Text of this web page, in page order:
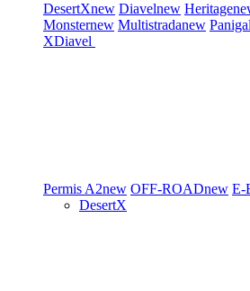
DesertXnew Diavelnew Heritage
Monsternew Multistradanew
XDiavel
Permis A2new OFF-ROADnew E-
DesertX